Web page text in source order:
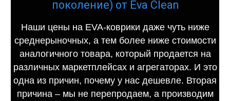
поколение) от Eva Clean
Наши цены на EVA-коврики даже чуть ниже
среднерыночных, а тем более ниже стоимости
аналогичного товара, который продается на
различных маркетплейсах и агрегаторах. И это
одна из причин, почему у нас дешевле. Вторая
причина – мы не перепродаем, а производим